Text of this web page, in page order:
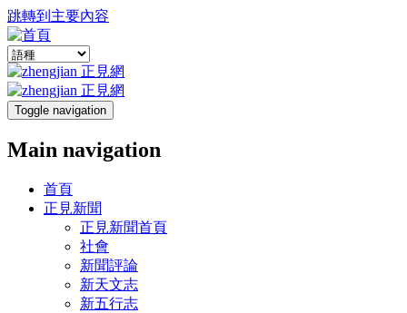
跳轉到主要內容
Toggle navigation
Main navigation
首頁
正見新聞
正見新聞首頁
社會
新聞評論
新天文志
新五行志